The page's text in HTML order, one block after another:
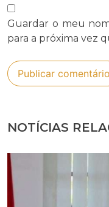
Guardar o meu
para a próxima vez
NOTÍCIAS